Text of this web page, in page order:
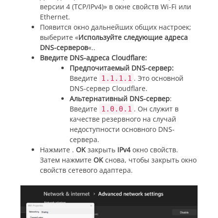
версии 4 (TCP/IPv4)» в окне свойств Wi-Fi или
Ethernet.
Появится окно дальнейших общих настроек;
выберите «Используйте следующие адреса
DNS-серверов«..
Введите DNS-адреса Cloudflare:
Предпочитаемый DNS-сервер:
Введите 1.1.1.1 . Это основной
DNS-сервер Cloudflare.
Альтернативный DNS-сервер:
Введите 1.0.0.1 . Он служит в
качестве резервного на случай
недоступности основного DNS-
сервера.
Нажмите . OK закрыть IPv4окно свойств.
Затем нажмите OK снова, чтобы закрыть окно
свойств сетевого адаптера.